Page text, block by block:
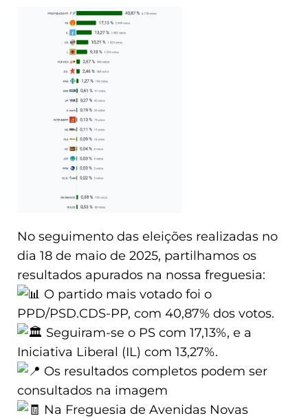
No seguimento das eleições realizadas no
dia 18 de maio de 2025, partilhamos os
resultados apurados na nossa freguesia:
O partido mais votado foi o
PPD/PSD.CDS-PP, com 40,87% dos votos.
Seguiram-se o PS com 17,13%, e a
Iniciativa Liberal (IL) com 13,27%.
Os resultados completos podem ser
consultados na imagem
Na Freguesia de Avenidas Novas